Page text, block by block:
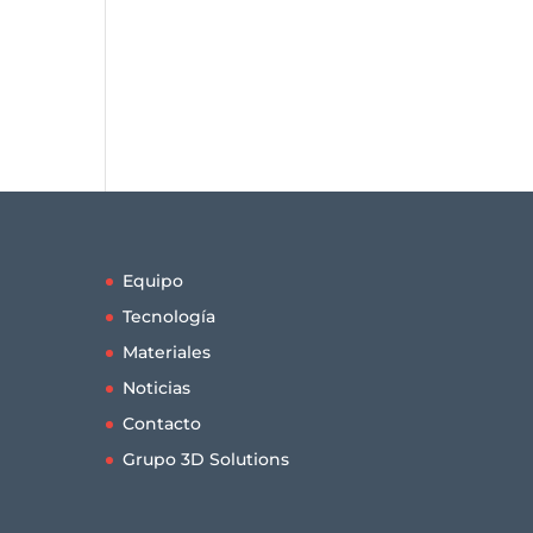
Equipo
Tecnología
Materiales
Noticias
Contacto
Grupo 3D Solutions